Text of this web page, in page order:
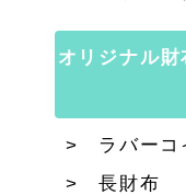
オリジナル
ラバーコ
長財布